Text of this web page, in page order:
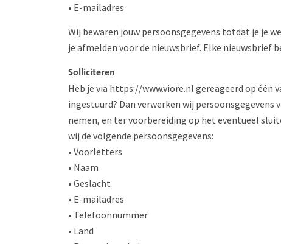
• E-mailadres
Wij bewaren jouw persoonsgegevens totdat je je
je afmelden voor de nieuwsbrief. Elke nieuwsbrief
Solliciteren
Heb je via https://www.viore.nl gereageerd op één
ingestuurd? Dan verwerken wij
nemen, en ter voorbereiding op het eventueel
wij de volgende persoonsgegevens:
• Voorletters
• Naam
• Geslacht
• E-mailadres
• Telefoonnummer
• Land